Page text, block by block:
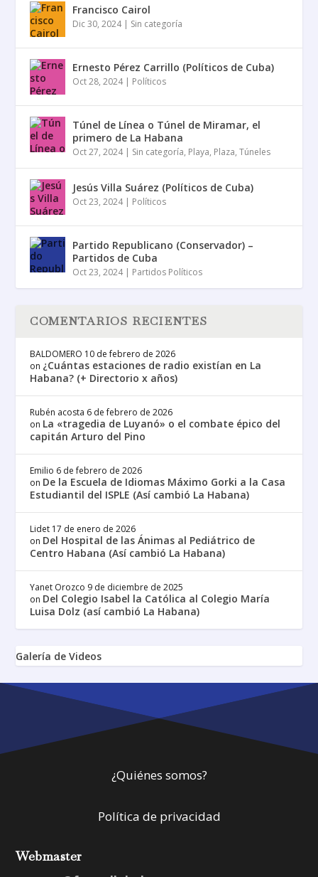
Francisco Cairol
Dic 30, 2024| Sin categoría
Ernesto Pérez Carrillo (Políticos de Cuba)
Oct 28, 2024| Políticos
Túnel de Línea o Túnel de Miramar, el
primero de La Habana
Oct 27, 2024| Sin categoría, Playa, Plaza,Túneles
Jesús Villa Suárez (Políticos de Cuba)
Oct 23, 2024| Políticos
Partido Republicano (Conservador) –
Partidos de Cuba
Oct 23, 2024| Partidos Políticos
COMENTARIOS RECIENTES
BALDOMERO 10 de febrero de 2026
on ¿Cuántas estaciones de radio existían en La
Habana? (+ Directorio x años)
Rubén acosta 6 de febrero de 2026
on La «tragedia de Luyanó» o el combate épico del
capitán Arturo del Pino
Emilio 6 de febrero de 2026
on De la Escuela de Idiomas Máximo Gorki a la Casa
Estudiantil del ISPLE (Así cambió La Habana)
Lidet 17 de enero de 2026
on Del Hospital de las Ánimas al Pediátrico de
Centro Habana (Así cambió La Habana)
Yanet Orozco 9 de diciembre de 2025
on Del Colegio Isabel la Católica al Colegio María
Luisa Dolz (así cambió La Habana)
Galería de Videos
¿Quiénes somos?
Política de privacidad
Webmaster